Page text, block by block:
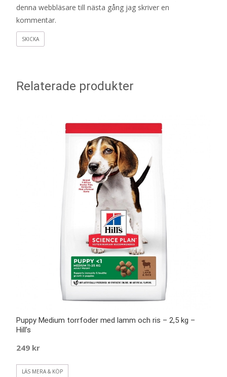
denna webbläsare till nästa gång jag skriver en
kommentar.
Relaterade produkter
Puppy Medium torrfoder med lamm och ris – 2,5 kg –
Hill’s
249 kr
LÄS MERA & KÖP